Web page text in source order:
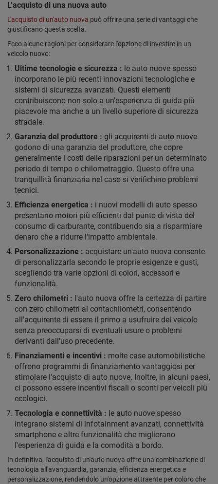
L’acquisto di una nuova auto
L'acquisto di un'auto nuova può offrire una serie di vantaggi che
giustificano questa scelta.
Ecco alcune ragioni per considerare l'opzione di investire in un
veicolo nuovo:
Ultime tecnologie e sicurezza : le auto nuove spesso
incorporano le più recenti innovazioni tecnologiche e
sistemi di sicurezza avanzati. Questi elementi
contribuiscono non solo a un'esperienza di guida più
piacevole ma anche a un livello superiore di sicurezza
stradale.
Garanzia del produttore : gli acquirenti di auto nuove
godono di una garanzia del produttore, che copre
generalmente i costi delle riparazioni per un determinato
periodo di tempo o chilometraggio. Questo offre una
tranquillità finanziaria nel caso si verifichino problemi
tecnici.
Efficienza energetica : i nuovi modelli di auto spesso
presentano motori più efficienti dal punto di vista del
consumo di carburante, contribuendo sia a risparmiare
denaro che a ridurre l'impatto ambientale.
Personalizzazione : acquistare un'auto nuova consente
di personalizzarla secondo le proprie esigenze e gusti,
scegliendo tra varie opzioni di colori, accessori e
funzionalità.
Zero chilometri : l'auto nuova offre la certezza di partire
con zero chilometri al contachilometri, consentendo
all'acquirente di essere il primo a usufruire del veicolo
senza preoccuparsi di eventuali usure o problemi
derivanti dall'uso precedente.
Finanziamenti e incentivi : molte case automobilistiche
offrono programmi di finanziamento vantaggiosi per
stimolare l'acquisto di auto nuove. Inoltre, in alcuni paesi,
ci possono essere incentivi fiscali o sconti per veicoli più
ecologici.
Tecnologia e connettività : le auto nuove spesso
integrano sistemi di infotainment avanzati, connettività
smartphone e altre funzionalità che migliorano
l'esperienza di guida e la comodità a bordo.
In definitiva, l'acquisto di un'auto nuova offre una combinazione di
tecnologia all'avanguardia, garanzia, efficienza energetica e
personalizzazione, rendendolo un'opzione attraente per coloro che